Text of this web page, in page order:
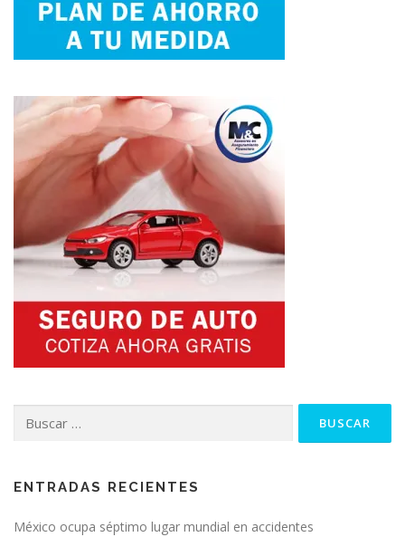
ENTRADAS RECIENTES
México ocupa séptimo lugar mundial en accidentes